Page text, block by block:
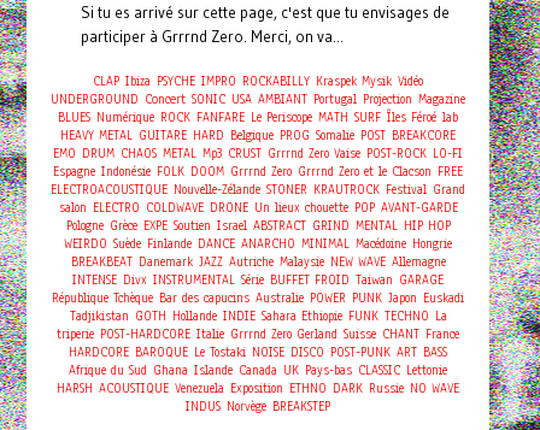
Si tu es arrivé sur cette page, c'est que tu envisages de
participer à Grrrnd Zero. Merci, on va...
CLAP Ibiza PSYCHE IMPRO ROCKABILLY Kraspek Mysik Vidéo
UNDERGROUND Concert SONIC USA AMBIANT Portugal Projection Magazine
BLUES Numérique ROCK FANFARE Le Periscope MATH SURF Îles Féroé lab
HEAVY METAL GUITARE HARD Belgique PROG Somalie POST BREAKCORE
EMO DRUM CHAOS METAL Mp3 CRUST Grrrnd Zero Vaise POST-ROCK LO-FI
Espagne Indonésie FOLK DOOM Grrrnd Zero Grrrnd Zero et le Clacson FREE
ELECTROACOUSTIQUE Nouvelle-Zélande STONER KRAUTROCK Festival Grand
salon ELECTRO COLDWAVE DRONE Un lieux chouette POP AVANT-GARDE
Pologne Grèce EXPE Soutien Israel ABSTRACT GRIND MENTAL HIP HOP
WEIRDO Suède Finlande DANCE ANARCHO MINIMAL Macédoine Hongrie
BREAKBEAT Danemark JAZZ Autriche Malaysie NEW WAVE Allemagne
INTENSE Divx INSTRUMENTAL Série BUFFET FROID Taiwan GARAGE
République Tchèque Bar des capucins Australie POWER PUNK Japon Euskadi
Tadjikistan GOTH Hollande INDIE Sahara Ethiopie FUNK TECHNO La
triperie POST-HARDCORE Italie Grrrnd Zero Gerland Suisse CHANT France
HARDCORE BAROQUE Le Tostaki NOISE DISCO POST-PUNK ART BASS
Afrique du Sud Ghana Islande Canada UK Pays-bas CLASSIC Lettonie
HARSH ACOUSTIQUE Venezuela Exposition ETHNO DARK Russie NO WAVE
INDUS Norvège BREAKSTEP